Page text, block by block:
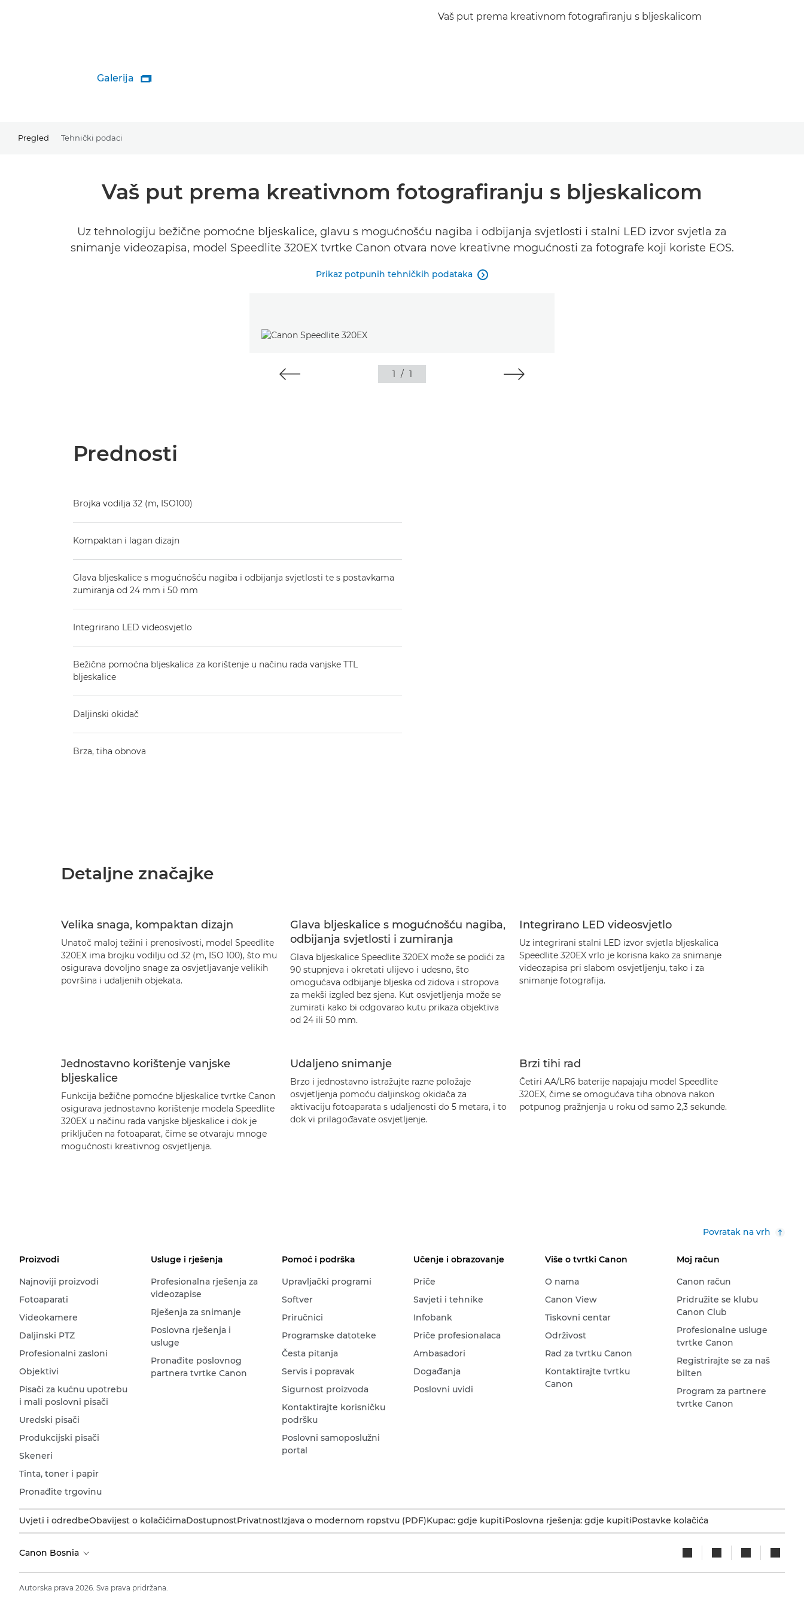
Galerija 
Vaš put prema kreativnom fotografiranju s bljeskalicom
Pregled Tehnički podaci
Vaš put prema kreativnom fotografiranju s bljeskalicom
Uz tehnologiju bežične pomoćne bljeskalice, glavu s mogućnošću nagiba i odbijanja svjetlosti i stalni LED izvor svjetla za
snimanje videozapisa, model Speedlite 320EX tvrtke Canon otvara nove kreativne mogućnosti za fotografe koji koriste EOS.
Prikaz potpunih tehničkih podataka 
1 / 1
Prednosti
Brojka vodilja 32 (m, ISO100)
Kompaktan i lagan dizajn
Glava bljeskalice s mogućnošću nagiba i odbijanja svjetlosti te s postavkama
zumiranja od 24 mm i 50 mm
Integrirano LED videosvjetlo
Bežična pomoćna bljeskalica za korištenje u načinu rada vanjske TTL
bljeskalice
Daljinski okidač
Brza, tiha obnova
Detaljne značajke
Velika snaga, kompaktan dizajn
Unatoč maloj težini i prenosivosti, model Speedlite
320EX ima brojku vodilju od 32 (m, ISO 100), što mu
osigurava dovoljno snage za osvjetljavanje velikih
površina i udaljenih objekata.
Glava bljeskalice s mogućnošću nagiba,
odbijanja svjetlosti i zumiranja
Glava bljeskalice Speedlite 320EX može se podići za
90 stupnjeva i okretati ulijevo i udesno, što
omogućava odbijanje bljeska od zidova i stropova
za mekši izgled bez sjena. Kut osvjetljenja može se
zumirati kako bi odgovarao kutu prikaza objektiva
od 24 ili 50 mm.
Integrirano LED videosvjetlo
Uz integrirani stalni LED izvor svjetla bljeskalica
Speedlite 320EX vrlo je korisna kako za snimanje
videozapisa pri slabom osvjetljenju, tako i za
snimanje fotografija.
Jednostavno korištenje vanjske
bljeskalice
Funkcija bežične pomoćne bljeskalice tvrtke Canon
osigurava jednostavno korištenje modela Speedlite
320EX u načinu rada vanjske bljeskalice i dok je
priključen na fotoaparat, čime se otvaraju mnoge
mogućnosti kreativnog osvjetljenja.
Udaljeno snimanje
Brzo i jednostavno istražujte razne položaje
osvjetljenja pomoću daljinskog okidača za
aktivaciju fotoaparata s udaljenosti do 5 metara, i to
dok vi prilagođavate osvjetljenje.
Brzi tihi rad
Četiri AA/LR6 baterije napajaju model Speedlite
320EX, čime se omogućava tiha obnova nakon
potpunog pražnjenja u roku od samo 2,3 sekunde.
Povratak na vrh
Proizvodi
Najnoviji proizvodi
Fotoaparati
Videokamere
Daljinski PTZ
Profesionalni zasloni
Objektivi
Pisači za kućnu upotrebu
i mali poslovni pisači
Uredski pisači
Produkcijski pisači
Skeneri
Tinta, toner i papir
Pronađite trgovinu
Usluge i rješenja
Profesionalna rješenja za
videozapise
Rješenja za snimanje
Poslovna rješenja i
usluge
Pronađite poslovnog
partnera tvrtke Canon
Pomoć i podrška
Upravljački programi
Softver
Priručnici
Programske datoteke
Česta pitanja
Servis i popravak
Sigurnost proizvoda
Kontaktirajte korisničku
podršku
Poslovni samoposlužni
portal
Učenje i obrazovanje
Priče
Savjeti i tehnike
Infobank
Priče profesionalaca
Ambasadori
Događanja
Poslovni uvidi
Više o tvrtki Canon
O nama
Canon View
Tiskovni centar
Održivost
Rad za tvrtku Canon
Kontaktirajte tvrtku
Canon
Moj račun
Canon račun
Pridružite se klubu
Canon Club
Profesionalne usluge
tvrtke Canon
Registrirajte se za naš
bilten
Program za partnere
tvrtke Canon
Uvjeti i odredbeObavijest o kolačićimaDostupnostPrivatnostIzjava o modernom ropstvu (PDF)Kupac: gdje kupitiPoslovna rješenja: gdje kupitiPostavke kolačića
Canon Bosnia
Autorska prava 2026. Sva prava pridržana.